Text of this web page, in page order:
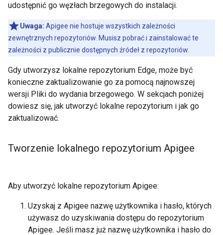
udostępnić go węzłach brzegowych do instalacji.
Uwaga: Apigee nie hostuje wszystkich zależności
zewnętrznych repozytoriów. Musisz pobrać i zainstalować te
zależności z publicznie dostępnych źródeł z repozytoriów.
Gdy utworzysz lokalne repozytorium Edge, może być
konieczne zaktualizowanie go za pomocą najnowszej
wersji Pliki do wydania brzegowego. W sekcjach poniżej
dowiesz się, jak utworzyć lokalne repozytorium i jak go
zaktualizować.
Tworzenie lokalnego repozytorium Apigee
Aby utworzyć lokalne repozytorium Apigee:
Uzyskaj z Apigee nazwę użytkownika i hasło, których
używasz do uzyskiwania dostępu do repozytorium
Apigee. Jeśli masz już nazwę użytkownika i hasło do